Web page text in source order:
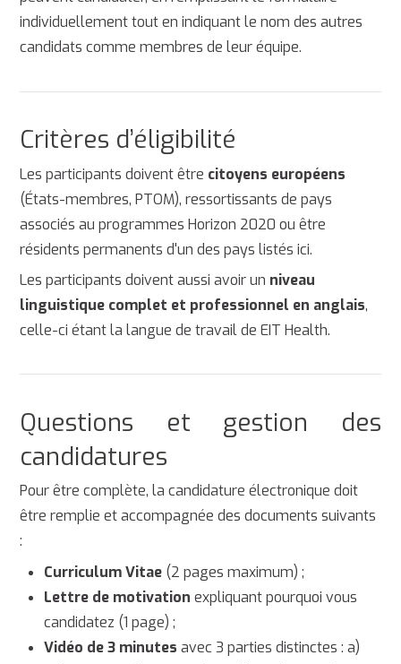
individuellement tout en indiquant le nom des autres
candidats comme membres de leur équipe.
Critères d’éligibilité
Les participants doivent être citoyens européens
(États-membres, PTOM), ressortissants de pays
associés au programmes Horizon 2020 ou être
résidents permanents d'un des pays listés ici.
Les participants doivent aussi avoir un niveau
linguistique complet et professionnel en anglais,
celle-ci étant la langue de travail de EIT Health.
Questions et gestion des
candidatures
Pour être complète, la candidature électronique doit
être remplie et accompagnée des documents suivants
:
Curriculum Vitae(2 pages maximum) ;
Lettre de motivation expliquant pourquoi vous
candidatez (1 page) ;
Vidéo de 3 minutes avec 3 parties distinctes : a)